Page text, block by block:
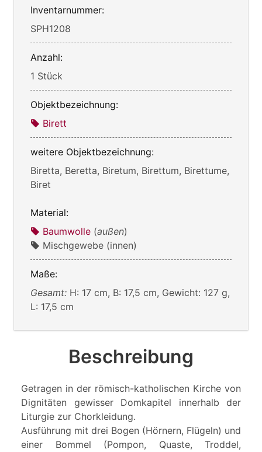
Inventarnummer:
SPH1208
Anzahl:
1 Stück
Objektbezeichnung:
Birett
weitere Objektbezeichnung:
Biretta, Beretta, Biretum, Birettum, Birettume,
Biret
Material:
Baumwolle (außen)
Mischgewebe (innen)
Maße:
Gesamt: H: 17 cm, B: 17,5 cm, Gewicht: 127 g,
L: 17,5 cm
Beschreibung
Getragen in der römisch-katholischen Kirche von
Dignitäten gewisser Domkapitel innerhalb der
Liturgie zur Chorkleidung.
Ausführung mit drei Bogen (Hörnern, Flügeln) und
einer Bommel (Pompon, Quaste, Troddel,